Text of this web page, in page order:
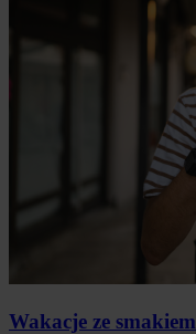
Wakacje ze smakiem